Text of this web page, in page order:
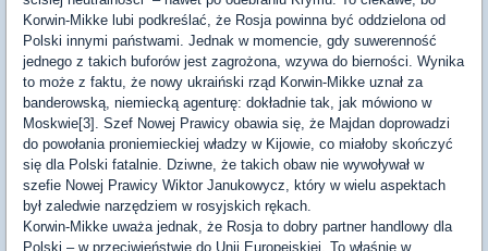
Korwin-Mikke lubi podkreślać, że Rosja powinna być oddzielona od
Polski innymi państwami. Jednak w momencie, gdy suwerenność
jednego z takich buforów jest zagrożona, wzywa do bierności. Wynika
to może z faktu, że nowy ukraiński rząd Korwin-Mikke uznał za
banderowską, niemiecką agenturę: dokładnie tak, jak mówiono w
Moskwie[3]. Szef Nowej Prawicy obawia się, że Majdan doprowadzi
do powołania proniemieckiej władzy w Kijowie, co miałoby skończyć
się dla Polski fatalnie. Dziwne, że takich obaw nie wywoływał w
szefie Nowej Prawicy Wiktor Janukowycz, który w wielu aspektach
był zaledwie narzędziem w rosyjskich rękach.
Korwin-Mikke uważa jednak, że Rosja to dobry partner handlowy dla
Polski – w przeciwieństwie do Unii Europejskiej. To właśnie w